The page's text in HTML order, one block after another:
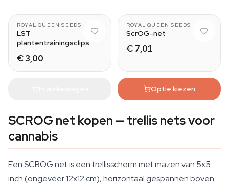
ROYAL QUEEN SEEDS
LST
plantentrainingsclips
€ 3,00
ROYAL QUEEN SEEDS
ScrOG-net
€ 7,01
Optie kiezen
SCROG net kopen — trellis nets voor
cannabis
Een SCROG net is een trellisscherm met mazen van 5x5
inch (ongeveer 12x12 cm), horizontaal gespannen boven